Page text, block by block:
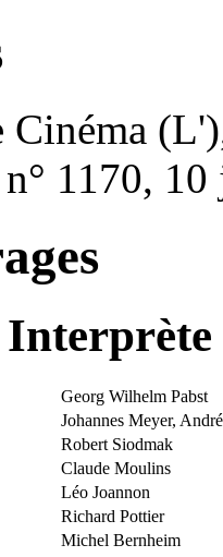
Cinéma
1170,
Interprète
Georg Wilhelm Pabst
Johannes Meyer,
Robert Siodmak
Claude Moulins
Léo Joannon
Richard Pottier
Michel Bernheim